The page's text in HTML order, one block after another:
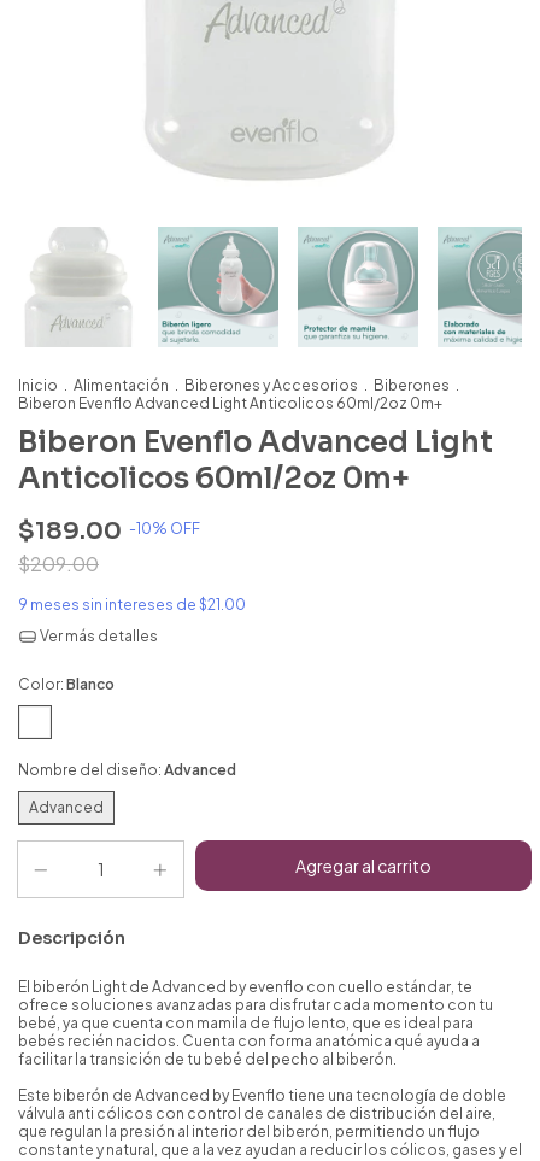
Inicio . Alimentación . Biberones y Accesorios . Biberones .
Biberon Evenflo Advanced Light Anticolicos 60ml/2oz 0m+
Biberon Evenflo Advanced Light
Anticolicos 60ml/2oz 0m+
$189.00 -10% OFF
$209.00
9 meses sin intereses de $21.00
Ver más detalles
Color: Blanco
Nombre del diseño: Advanced
Advanced
Descripción
El biberón Light de Advanced by evenflo con cuello estándar, te
ofrece soluciones avanzadas para disfrutar cada momento con tu
bebé, ya que cuenta con mamila de flujo lento, que es ideal para
bebés recién nacidos. Cuenta con forma anatómica qué ayuda a
facilitar la transición de tu bebé del pecho al biberón.
Este biberón de Advanced by Evenflo tiene una tecnología de doble
válvula anti cólicos con control de canales de distribución del aire,
que regulan la presión al interior del biberón, permitiendo un flujo
constante y natural, que a la vez ayudan a reducir los cólicos, gases y el